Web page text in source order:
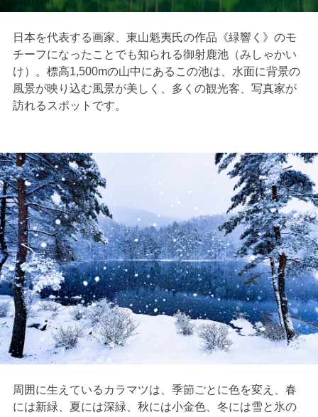
日本を代表する画家、東山魁夷氏の作品《緑響く》のモ
チーフになったことでも知られる御射鹿池（みしゃかい
け）。標高1,500mの山中にあるこの池は、水面に背景の
風景が映り込む風景が美しく、多くの観光客、写真家が
訪れるスポットです。
周囲に生えているカラマツは、季節ごとに色を変え、春
には新緑、夏には深緑、秋には小金色、冬には雪と氷の